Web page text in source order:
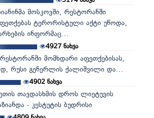
მოსკოვში, რესტორანში
ტერორისტული აქტი უწოდა,
ინფორმაც...
4927ნახვა
მომხდარი აფეთქებისას,
რუსი გენერლის ქალიშვილი და...
4902ნახვა
თავდასხმის დროს ლიეტუვის
- კესტუტის ბუდრისი